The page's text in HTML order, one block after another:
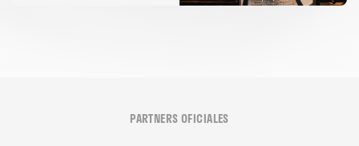
PARTNERS OFICIALES